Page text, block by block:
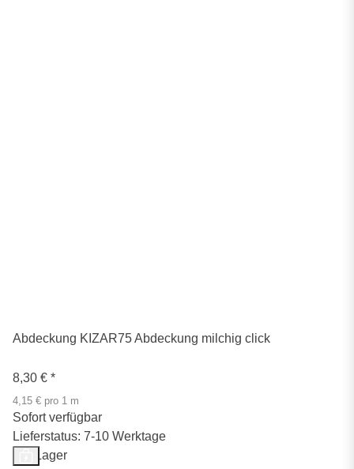
Abdeckung KIZAR75 Abdeckung milchig click
8,30 € *
4,15 € pro 1 m
Sofort verfügbar
Lieferstatus: 7-10 Werktage
Auf Lager